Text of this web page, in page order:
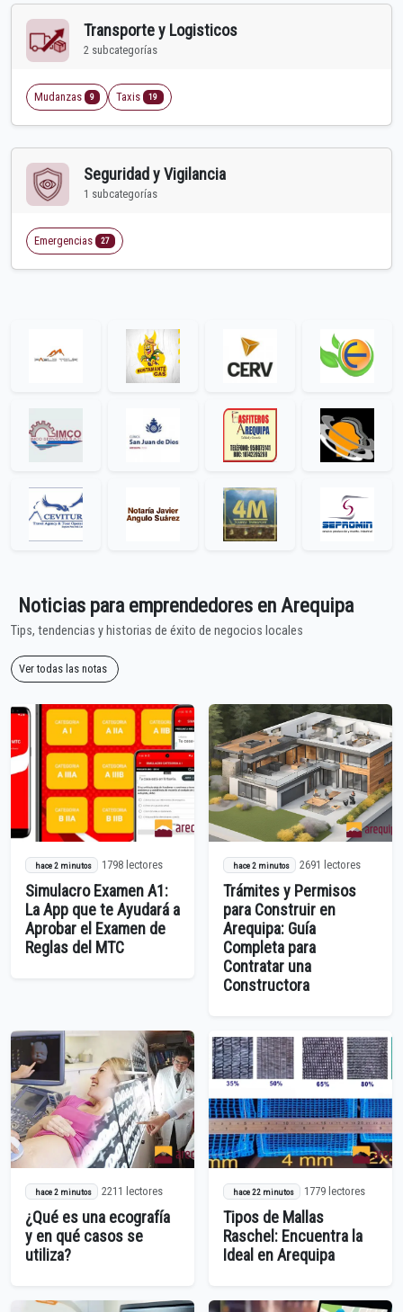
Transporte y Logisticos
2 subcategorías
Mudanzas 9 Taxis 19
Seguridad y Vigilancia
1 subcategorías
Emergencias 27
Noticias para emprendedores en Arequipa
Tips, tendencias y historias de éxito de negocios locales
Ver todas las notas
hace 2 minutos 1798 lectores
Simulacro Examen A1:
La App que te Ayudará a
Aprobar el Examen de
Reglas del MTC
hace 2 minutos 2691 lectores
Trámites y Permisos
para Construir en
Arequipa: Guía
Completa para
Contratar una
Constructora
hace 2 minutos 2211 lectores
¿Qué es una ecografía
y en qué casos se
utiliza?
hace 22 minutos 1779 lectores
Tipos de Mallas
Raschel: Encuentra la
Ideal en Arequipa